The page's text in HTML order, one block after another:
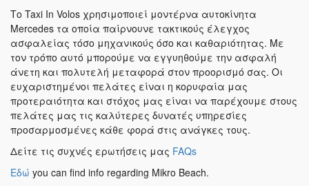
Το Taxi In Volos χρησιμοποιεί μοντέρνα αυτοκίνητα
Mercedes τα οποία παίρνουνε τακτικούς έλεγχος
ασφαλείας τόσο μηχανικούς όσο και καθαριότητας. Με
τον τρόπο αυτό μπορούμε να εγγυηθούμε την ασφαλή
άνετη και πολυτελή μεταφορά στον προορισμό σας. Οι
ευχαριστημένοι πελάτες είναι η κορυφαία μας
προτεραιότητα και στόχος μας είναι να παρέχουμε στους
πελάτες μας τις καλύτερες δυνατές υπηρεσίες
προσαρμοσμένες κάθε φορά στις ανάγκες τους.
Δείτε τις συχνές ερωτήσεις μας FAQs
Εδώ you can find info regarding Mikro Beach.